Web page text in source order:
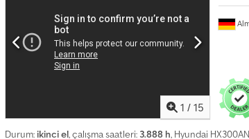
seçeneklerini değerlendiriyor musunuz? Tüm ekipman
sunuyoruz; bunlar platformumuzda kolayca erişilebilir.
1 / 15
Durum: ikinci el, çalışma saatleri: 3.888 h, Hyundai